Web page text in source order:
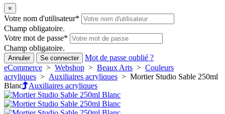
×
Votre nom d'utilisateur*
Champ obligatoire.
Votre mot de passe*
Champ obligatoire.
Annuler Se connecter
Mot de passe oublié ?
eCommerce > Webshop > Beaux Arts > Couleurs
acryliques > Auxiliaires acryliques > Mortier Studio Sable 250ml
Blanc
Auxiliaires acryliques